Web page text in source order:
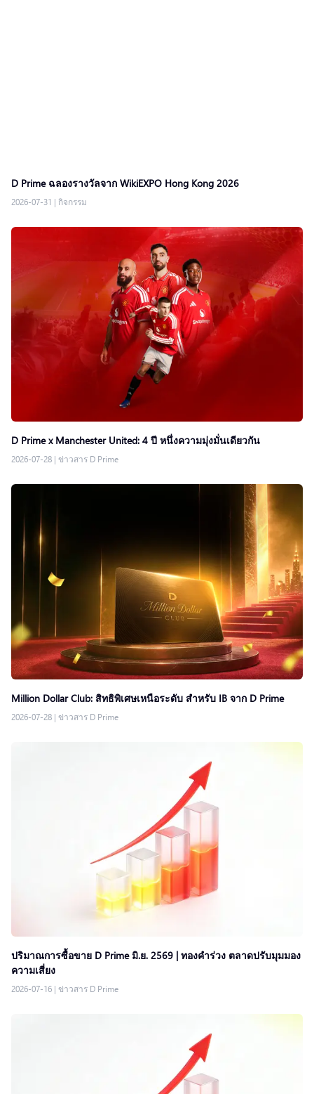
D Prime ฉลองรางวัลจาก WikiEXPO Hong Kong 2026
2026-07-31 | กิจกรรม
D Prime x Manchester United: 4 ปี หนึ่งความมุ่งมั่นเดียวกัน
2026-07-28 | ข่าวสาร D Prime
Million Dollar Club: สิทธิพิเศษเหนือระดับ สำหรับ IB จาก D Prime
2026-07-28 | ข่าวสาร D Prime
ปริมาณการซื้อขาย D Prime มิ.ย. 2569 | ทองคำร่วง ตลาดปรับมุมมอง
ความเสี่ยง
2026-07-16 | ข่าวสาร D Prime